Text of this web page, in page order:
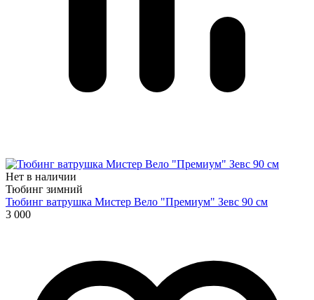
Нет в наличии
Тюбинг зимний
Тюбинг ватрушка Мистер Вело "Премиум" Зевс 90 см
3 000